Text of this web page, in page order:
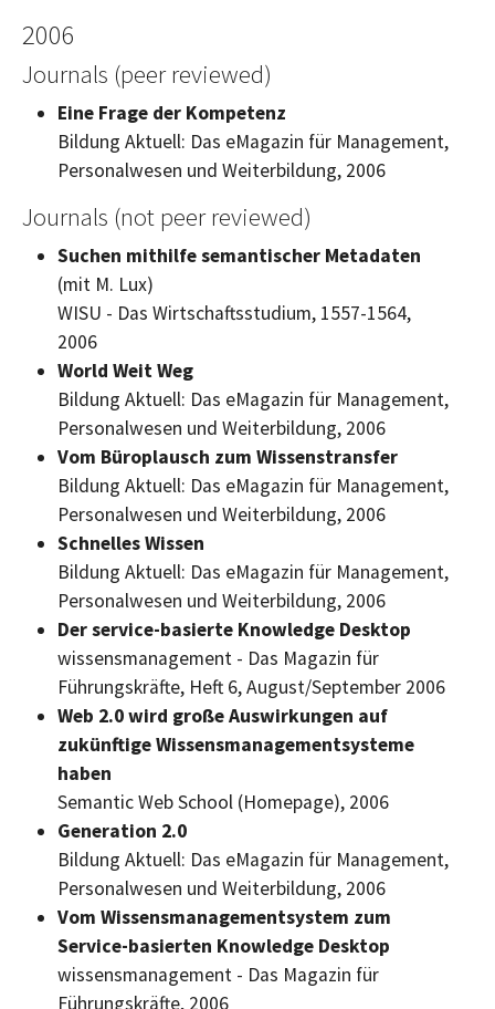
2006
Journals (peer reviewed)
Eine Frage der Kompetenz
Bildung Aktuell: Das eMagazin für Management,
Personalwesen und Weiterbildung, 2006
Journals (not peer reviewed)
Suchen mithilfe semantischer Metadaten
(mit M. Lux)
WISU - Das Wirtschaftsstudium, 1557-1564,
2006
World Weit Weg
Bildung Aktuell: Das eMagazin für Management,
Personalwesen und Weiterbildung, 2006
Vom Büroplausch zum Wissenstransfer
Bildung Aktuell: Das eMagazin für Management,
Personalwesen und Weiterbildung, 2006
Schnelles Wissen
Bildung Aktuell: Das eMagazin für Management,
Personalwesen und Weiterbildung, 2006
Der service-basierte Knowledge Desktop
wissensmanagement - Das Magazin für
Führungskräfte, Heft 6, August/September 2006
Web 2.0 wird große Auswirkungen auf
zukünftige Wissensmanagementsysteme
haben
Semantic Web School (Homepage), 2006
Generation 2.0
Bildung Aktuell: Das eMagazin für Management,
Personalwesen und Weiterbildung, 2006
Vom Wissensmanagementsystem zum
Service-basierten Knowledge Desktop
wissensmanagement - Das Magazin für
Führungskräfte, 2006